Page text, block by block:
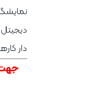
دار
جهت